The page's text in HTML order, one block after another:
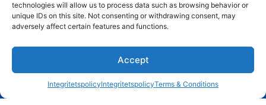
technologies will allow us to process data such as browsing behavior or
unique IDs on this site. Not consenting or withdrawing consent, may
adversely affect certain features and functions.
Accept
IntegritetspolicyIntegritetspolicyTerms & Conditions
Open